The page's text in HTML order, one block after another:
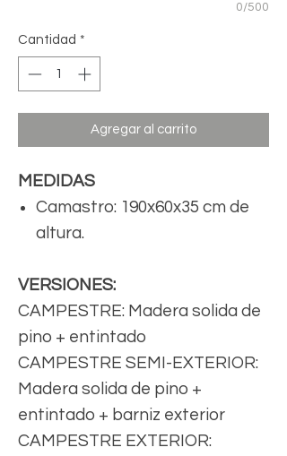
0/500
Cantidad *
Agregar al carrito
MEDIDAS
Camastro: 190x60x35 cm de
altura.
VERSIONES:
CAMPESTRE: Madera solida de
pino + entintado
CAMPESTRE SEMI-EXTERIOR:
Madera solida de pino +
entintado + barniz exterior
CAMPESTRE EXTERIOR: